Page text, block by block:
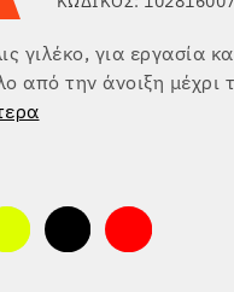
γιλέκο, για εργασία
από την άνοιξη μέχρι